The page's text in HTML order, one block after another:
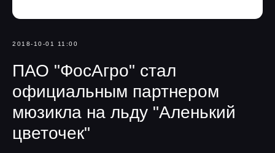
2018-10-01 11:00
ПАО "ФосАгро" стал
официальным партнером
мюзикла на льду "Аленький
цветочек"